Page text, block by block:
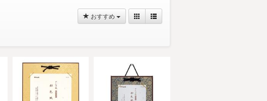
おすすめ